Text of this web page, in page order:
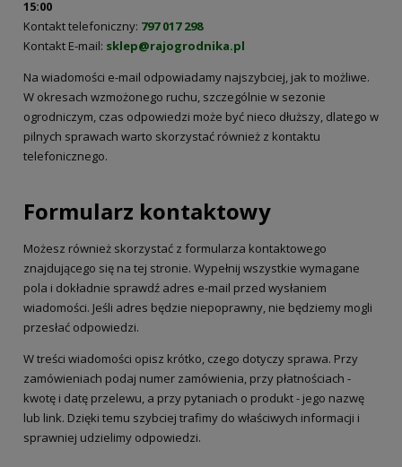
15:00
Kontakt telefoniczny: 797 017 298
Kontakt E-mail: sklep@rajogrodnika.pl
Na wiadomości e-mail odpowiadamy najszybciej, jak to możliwe.
W okresach wzmożonego ruchu, szczególnie w sezonie
ogrodniczym, czas odpowiedzi może być nieco dłuższy, dlatego w
pilnych sprawach warto skorzystać również z kontaktu
telefonicznego.
Formularz kontaktowy
Możesz również skorzystać z formularza kontaktowego
znajdującego się na tej stronie. Wypełnij wszystkie wymagane
pola i dokładnie sprawdź adres e-mail przed wysłaniem
wiadomości. Jeśli adres będzie niepoprawny, nie będziemy mogli
przesłać odpowiedzi.
W treści wiadomości opisz krótko, czego dotyczy sprawa. Przy
zamówieniach podaj numer zamówienia, przy płatnościach -
kwotę i datę przelewu, a przy pytaniach o produkt - jego nazwę
lub link. Dzięki temu szybciej trafimy do właściwych informacji i
sprawniej udzielimy odpowiedzi.